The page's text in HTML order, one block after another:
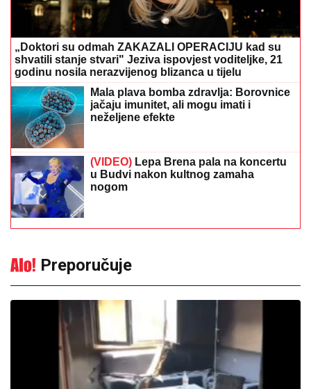
„Doktori su odmah ZAKAZALI OPERACIJU kad su
shvatili stanje stvari" Jeziva ispovjest voditeljke, 21
godinu nosila nerazvijenog blizanca u tijelu
Mala plava bomba zdravlja: Borovnice
jačaju imunitet, ali mogu imati i
neželjene efekte
(VIDEO) Lepa Brena pala na koncertu
u Budvi nakon kultnog zamaha
nogom
Preporučuje